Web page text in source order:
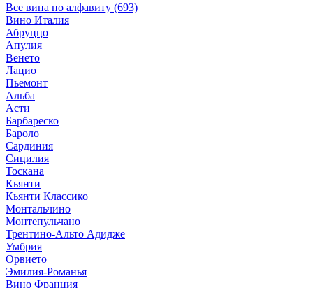
Все вина по алфавиту (693)
Вино Италия
Абруццо
Апулия
Венето
Лацио
Пьемонт
Альба
Асти
Барбареско
Бароло
Сардиния
Сицилия
Тоскана
Кьянти
Кьянти Классико
Монтальчино
Монтепульчано
Трентино-Альто Адидже
Умбрия
Орвието
Эмилия-Романья
Вино Франция